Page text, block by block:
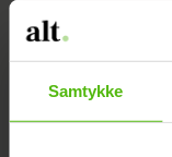
Samtykke
Albert
Sådan